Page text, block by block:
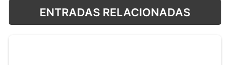
ENTRADAS RELACIONADAS